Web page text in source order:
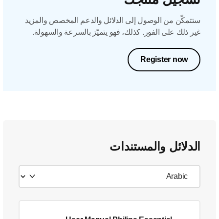
ستتمكّن من الوصول إلى الدلائل والدعم المخصص والمزيد
غير ذلك على الفور. كذلك، فهو يتميّز بالسرعة والسهولة.
Register now
الدلائل والمستندات